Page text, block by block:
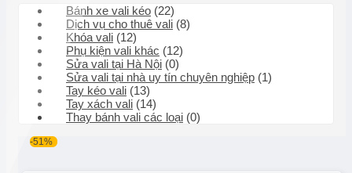
Bánh xe vali kéo (22)
Dịch vụ cho thuê vali (8)
Khóa vali (12)
Phụ kiện vali khác (12)
Sửa vali tại Hà Nội (0)
Sửa vali tại nhà uy tín chuyên nghiệp (1)
Tay kéo vali (13)
Tay xách vali (14)
Thay bánh vali các loại (0)
-51%